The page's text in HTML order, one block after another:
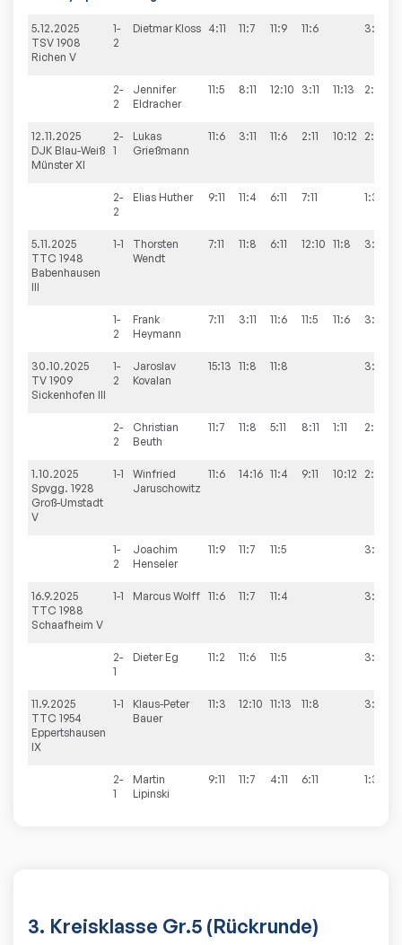
5.12.2025
TSV 1908
Richen V
1-
2
Dietmar Kloss 4:11 11:7 11:9 11:6 3:1
2-
2
Jennifer
Eldracher
11:5 8:11 12:10 3:11 11:13 2:3
12.11.2025
DJK Blau-Weiß
Münster XI
2-
1
Lukas
Grießmann
11:6 3:11 11:6 2:11 10:12 2:3
2-
2
Elias Huther 9:11 11:4 6:11 7:11 1:3
5.11.2025
TTC 1948
Babenhausen
III
1-1
Thorsten
Wendt
7:11 11:8 6:11 12:10 11:8 3:2
1-
2
Frank
Heymann
7:11 3:11 11:6 11:5 11:6 3:2
30.10.2025
TV 1909
Sickenhofen III
1-
2
Jaroslav
Kovalan
15:13 11:8 11:8 3:0
2-
2
Christian
Beuth
11:7 11:8 5:11 8:11 1:11 2:3
1.10.2025
Spvgg. 1928
Groß-Umstadt
V
1-1
Winfried
Jaruschowitz
11:6 14:16 11:4 9:11 10:12 2:3
1-
2
Joachim
Henseler
11:9 11:7 11:5 3:0
16.9.2025
TTC 1988
Schaafheim V
1-1 Marcus Wolff 11:6 11:7 11:4 3:0
2-
1
Dieter Eg 11:2 11:6 11:5 3:0
11.9.2025
TTC 1954
Eppertshausen
IX
1-1
Klaus-Peter
Bauer
11:3 12:10 11:13 11:8 3:1
2-
1
Martin
Lipinski
9:11 11:7 4:11 6:11 1:3
3. Kreisklasse Gr.5 (Rückrunde)